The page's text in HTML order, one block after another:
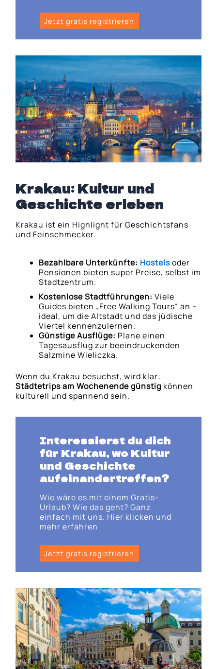
Jetzt gratis registrieren
Krakau: Kultur und
Geschichte erleben
Krakau ist ein Highlight für Geschichtsfans
und Feinschmecker.
Bezahlbare Unterkünfte: Hostelsoder
Pensionen bieten super Preise, selbst im
Stadtzentrum.
Kostenlose Stadtführungen: Viele
Guides bieten „Free Walking Tours“ an –
ideal, um die Altstadt und das jüdische
Viertel kennenzulernen.
Günstige Ausflüge: Plane einen
Tagesausflug zur beeindruckenden
Salzmine Wieliczka.
Wenn du Krakau besuchst, wird klar:
Städtetrips am Wochenende günstig können
kulturell und spannend sein.
Interessierst du dich
für Krakau, wo Kultur
und Geschichte
aufeinandertreffen?
Wie wäre es mit einem Gratis-
Urlaub? Wie das geht? Ganz
einfach mit uns. Hier klicken und
mehr erfahren
Jetzt gratis registrieren